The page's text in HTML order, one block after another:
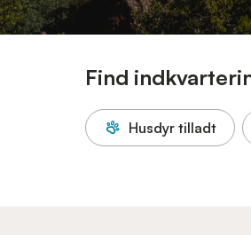
Find
Husdyr tilladt